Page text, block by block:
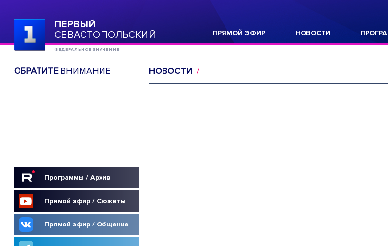
ПЕРВЫЙ
СЕВАСТОПОЛЬСКИЙ
ФЕДЕРАЛЬНОЕ ЗНАЧЕНИЕ
ПРЯМОЙ ЭФИР НОВОСТИ
ОБРАТИТЕВНИМАНИЕ
Программы / Архив
Прямой эфир / Сюжеты
Прямой эфир / Общение
НОВОСТИ